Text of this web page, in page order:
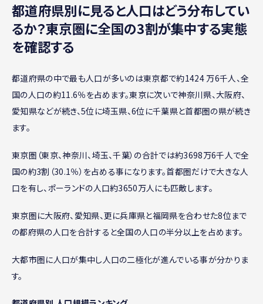
都道府県別に見ると人口はどう分布してい
るか？東京圏に全国の3割が集中する実態
を確認する
都道府県の中で最も人口が多いのは東京都で約1424 万6千人、全
国の人口の約11.6％を占めます。東京に次いで神奈川県、大阪府、
愛知県などが続き、5位に埼玉県、6位に千葉県と首都圏の県が続き
ます。
東京圏（東京、神奈川、埼玉、千葉）の合計では約3698万6千人で全
国の約3割（30.1％）を占める事になります。首都圏だけで大きな人
口を有し、ポーランドの人口約3650万人にも匹敵します。
東京圏に大阪府、愛知県、更に兵庫県と福岡県を合わせた8位まで
の都府県の人口を合計すると全国の人口の半分以上を占めます。
大都市圏に人口が集中し人口の二極化が進んでいる事が分かりま
す。